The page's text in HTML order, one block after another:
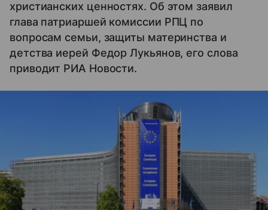
христианских ценностях. Об этом заявил
глава патриаршей комиссии РПЦ по
вопросам семьи, защиты материнства и
детства иерей Федор Лукьянов, его слова
приводит РИА Новости.